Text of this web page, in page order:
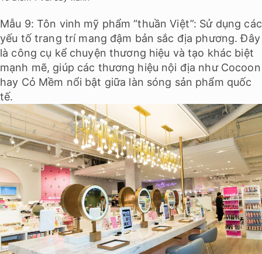
Mẫu 9: Tôn vinh mỹ phẩm “thuần Việt”: Sử dụng các
yếu tố trang trí mang đậm bản sắc địa phương. Đây
là công cụ kể chuyện thương hiệu và tạo khác biệt
mạnh mẽ, giúp các thương hiệu nội địa như Cocoon
hay Cỏ Mềm nổi bật giữa làn sóng sản phẩm quốc
tế.